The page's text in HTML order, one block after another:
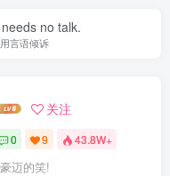
no talk.
言语倾诉
关注
0 9 43.8W+
迈的笑!